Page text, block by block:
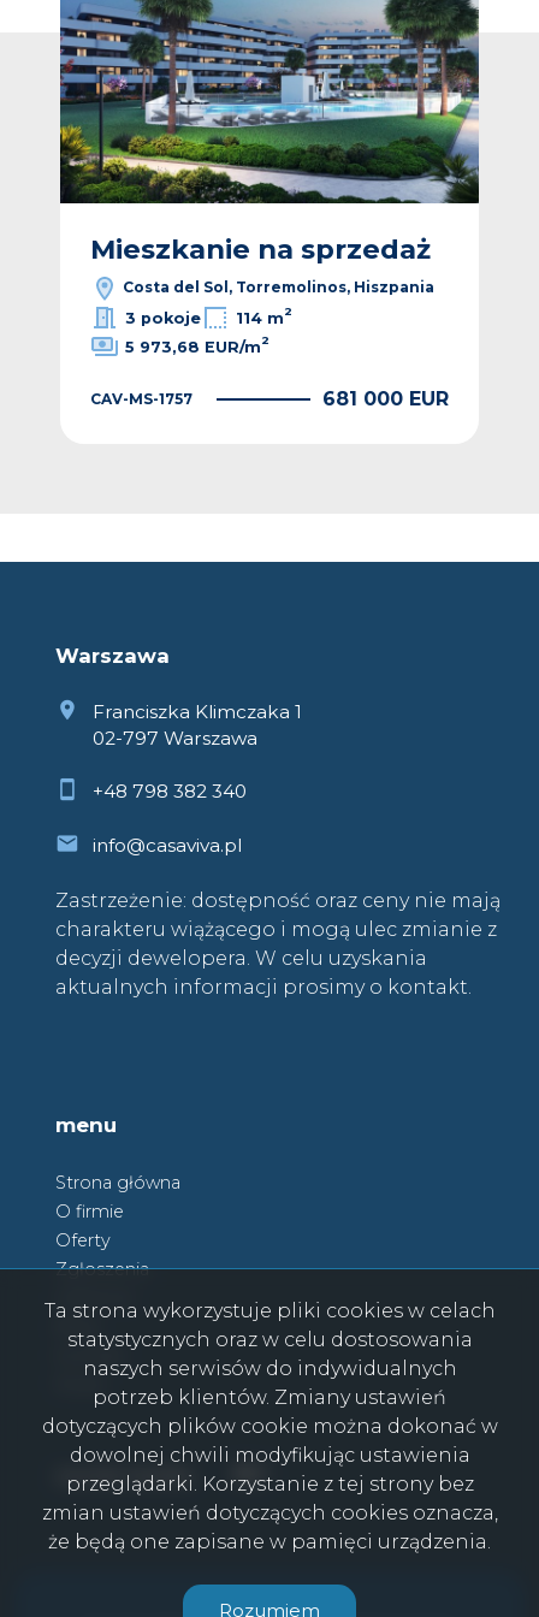
Mieszkanie na sprzedaż
Costa del Sol, Torremolinos, Hiszpania
3 pokoje
114 m2
5 973,68 EUR/m2
CAV-MS-1757 681 000 EUR
Warszawa
Franciszka Klimczaka 1
02-797 Warszawa
+48 798 382 340
info@casaviva.pl
Zastrzeżenie: dostępność oraz ceny nie mają
charakteru wiążącego i mogą ulec zmianie z
decyzji dewelopera. W celu uzyskania
aktualnych informacji prosimy o kontakt.
menu
Strona główna
O firmie
Oferty
Zgłoszenia
Kontakt
social media Facebook
Facebook
CasaViva © 2026
Ta strona wykorzystuje pliki cookies w celach
statystycznych oraz w celu dostosowania
naszych serwisów do indywidualnych
potrzeb klientów. Zmiany ustawień
dotyczących plików cookie można dokonać w
dowolnej chwili modyfikując ustawienia
przeglądarki. Korzystanie z tej strony bez
zmian ustawień dotyczących cookies oznacza,
że będą one zapisane w pamięci urządzenia.
Rozumiem